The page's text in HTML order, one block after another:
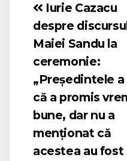
Navigare
în
Iurie Cazacu
despre
Maiei Sandu la
ceremonie:
„Președintele a
că a promis
bune, dar nu a
menționat că
acestea au fost